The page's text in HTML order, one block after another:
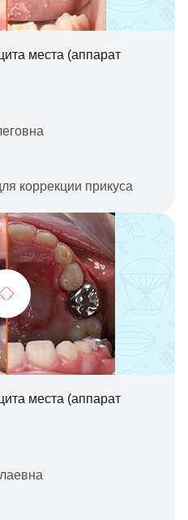
места (аппарат
коррекции прикуса
места (аппарат